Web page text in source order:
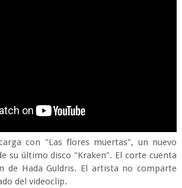
con "Las flores muertas", un nuevo
su último disco "Kraken". El corte cuenta
de Hada Guldris. El artista no comparte
del videoclip.